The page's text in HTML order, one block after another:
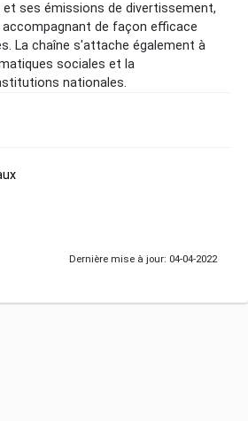
ses émissions de divertissement,
de façon efficace
La chaîne s'attache également à
sociales et la
nationales.
Dernière mise à jour: 04-04-2022